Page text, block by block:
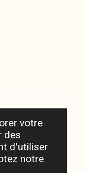
votre
des
d'utiliser
notre